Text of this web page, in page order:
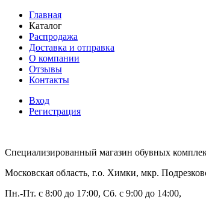
Главная
Каталог
Распродажа
Доставка и отправка
О компании
Отзывы
Контакты
Вход
Регистрация
Специализированный магазин обувных
Московская область, г.о. Химки, мкр.
Пн.-Пт. с 8:00 до 17:00, Сб. с 9:00 до